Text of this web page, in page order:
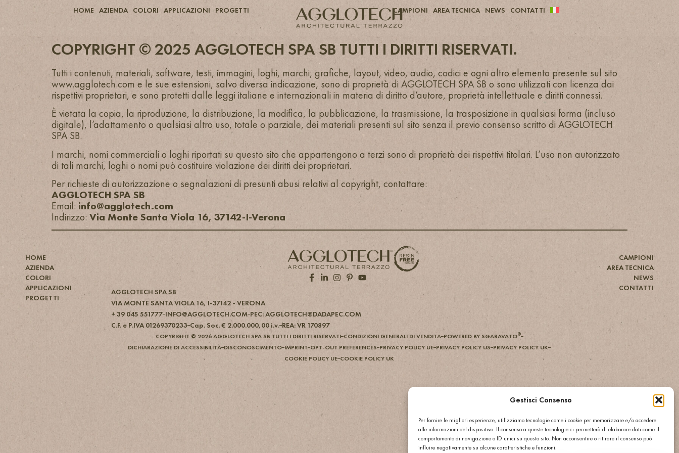
Gestisci Consenso
Per fornire le migliori esperienze, utilizziamo tecnologie come i cookie per memorizzare e/o accedere
alle informazioni del dispositivo. Il consenso a queste tecnologie ci permetterà di elaborare dati come il
comportamento di navigazione o ID unici su questo sito. Non acconsentire o ritirare il consenso può
influire negativamente su alcune caratteristiche e funzioni.
HOME AZIENDA COLORI APPLICAZIONI PROGETTI CAMPIONI AREA TECNICA NEWS CONTATTI
COPYRIGHT © 2025 AGGLOTECH SPA SB TUTTI I DIRITTI RISERVATI.
Tutti i contenuti, materiali, software, testi, immagini, loghi, marchi, grafiche, layout, video, audio, codici e ogni altro elemento presente sul sito
www.agglotech.com e le sue estensioni, salvo diversa indicazione, sono di proprietà di AGGLOTECH SPA SB o sono utilizzati con licenza dai
rispettivi proprietari, e sono protetti dalle leggi italiane e internazionali in materia di diritto d’autore, proprietà intellettuale e diritti connessi.
È vietata la copia, la riproduzione, la distribuzione, la modifica, la pubblicazione, la trasmissione, la trasposizione in qualsiasi forma (incluso
digitale), l’adattamento o qualsiasi altro uso, totale o parziale, dei materiali presenti sul sito senza il previo consenso scritto di AGGLOTECH
SPA SB.
I marchi, nomi commerciali o loghi riportati su questo sito che appartengono a terzi sono di proprietà dei rispettivi titolari. L’uso non autorizzato
di tali marchi, loghi o nomi può costituire violazione dei diritti dei proprietari.
Per richieste di autorizzazione o segnalazioni di presunti abusi relativi al copyright, contattare:
AGGLOTECH SPA SB
Email: info@agglotech.com
Indirizzo: Via Monte Santa Viola 16, 37142-I-Verona
HOME
AZIENDA
COLORI
APPLICAZIONI
PROGETTI
AGGLOTECH SPA SB
VIA MONTE SANTA VIOLA 16, I-37142 - VERONA
+ 39 045 551777 INFO@AGGLOTECH.COM PEC: AGGLOTECH@DADAPEC.COM
C.F. e P.IVA 01269370233 Cap. Soc. € 2.000.000,00 i.v. REA: VR 170897
COPYRIGHT © 2026 AGGLOTECH SPA SB TUTTI I DIRITTI RISERVATI CONDIZIONI GENERALI DI VENDITA POWERED BY SGARAVATO®
DICHIARAZIONE DI ACCESSIBILITÀ DISCONOSCIMENTO IMPRINT OPT-OUT PREFERENCES PRIVACY POLICY UE PRIVACY POLICY US PRIVACY POLICY UK
COOKIE POLICY UE COOKIE POLICY UK
CAMPIONI
AREA TECNICA
NEWS
CONTATTI